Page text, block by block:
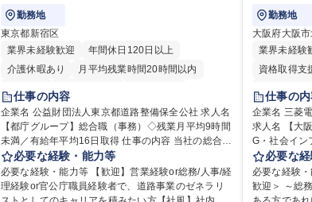
勤務地
東京都新宿区
業界未経験歓迎
年間休日120日以上
介護休暇あり
月平均残業時間20時間以内
転勤なし
住宅手当あり
研修あり
退職金あり
賞与あり
完全週休2日制
交通費支給
駅近5分以内
資格取得手当あり
食事補助あり
仕事の内容
企業名 公益財団法人東京都道路整備保全公社 求人名
【都庁グループ】総合職（事務）◇残業月平均9時間
未満／有給年平均16日取得 仕事の内容 当社の総合職
として、ジョブローテーションによる人事経理部門
や収益事業等のフロント部門の部署等幅広い部署で
の業務をお任せいたします。研修制度やキャリア支
援が充実しております！ ※下記業務詳細 【業務詳
必要な経験・能力等
必要な経験・能力等 【歓迎】営業経験or総務/人事/経
理経験or官公庁職員経験者で、道路事業のゼネラリ
勤務地
大阪府大阪
業界未経験
資格取得支
住宅手当あ
退職金あり
完全週休2日
土日祝休み
食事補助あ
仕事の
企業名 三菱
求人名 【大
G・社会インフラ
務・人事領
幅広くお任せしま
務（給与・
・福利厚生
必要な
必要な経験
歓迎＞ ～総